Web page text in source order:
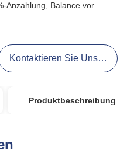
Anzahlung, Balance vor
Kontaktieren Sie Uns Jetzt
Produktbeschreibung